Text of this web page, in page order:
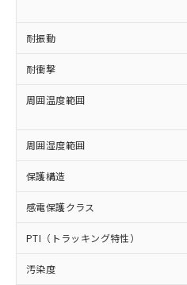
耐振動
耐衝撃
周囲温度範囲
周囲湿度範囲
保護構造
感電保護クラス
PTI（トラッキング特性）
汚染度
ムロン制御機器
オムロン制御機
販売ネッ
在庫状況および
事前の承諾なく
示しないようお
マイパーツ機能
ビス）をご利用
メンバーズにご
お客様が当ウェブ
登録された部品
および当社の共同
品・サービスに
引・商談に必要
但し、RoHS指令で産業用監
フタル酸エステル類の４物
図的な使用がないことを確認
※2 対応予定月
部品在庫の切り替え
月が前後することがあ
※3 非含有証明書
下記の非含有証明書
DEHP(フタル酸ビス(2-エチ
「ｅ」：有害物質（10
準値以下であることを
「10」：通常の使用
質が外部に漏えいし、
及ぼさない年数を意味
「－」：未確認です。
い合わせください。
いよう必要な手
当社は貴社製品
ル、化学兵器、
武器並びにこれ
当社は、貴社製
場合は、上記1
該第三者に通知
販売先および販
法に輸出するお
り引きをいたし
在庫なし(最
いては、お
たはお客様
機器販売店
空
受注生産機
情報を公開